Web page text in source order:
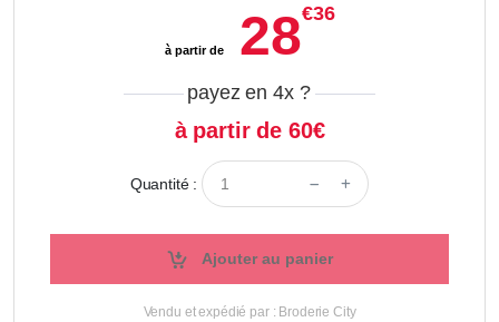
à partir de28€36
payez en 4x ?
à partir de 60€
Quantité :
Ajouter au panier
Vendu et expédié par : Broderie City